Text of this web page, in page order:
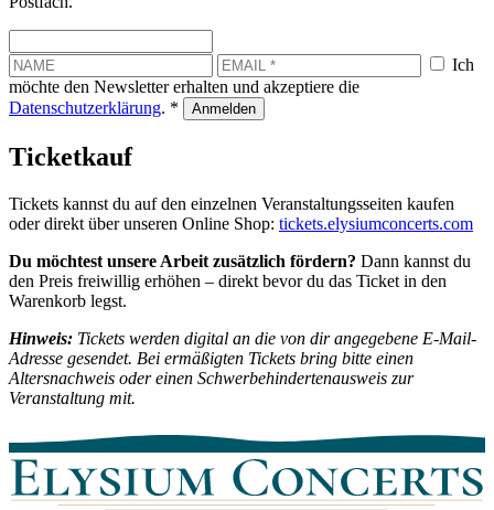
Ich
möchte den Newsletter erhalten und akzeptiere die
Datenschutzerklärung. * Anmelden
Ticketkauf
Tickets kannst du auf den einzelnen Veranstaltungsseiten kaufen
oder direkt über unseren Online Shop: tickets.elysiumconcerts.com
Du möchtest unsere Arbeit zusätzlich fördern? Dann kannst du
den Preis freiwillig erhöhen – direkt bevor du das Ticket in den
Warenkorb legst.
Hinweis: Tickets werden digital an die von dir angegebene E-Mail-
Adresse gesendet. Bei ermäßigten Tickets bring bitte einen
Altersnachweis oder einen Schwerbehindertenausweis zur
Veranstaltung mit.